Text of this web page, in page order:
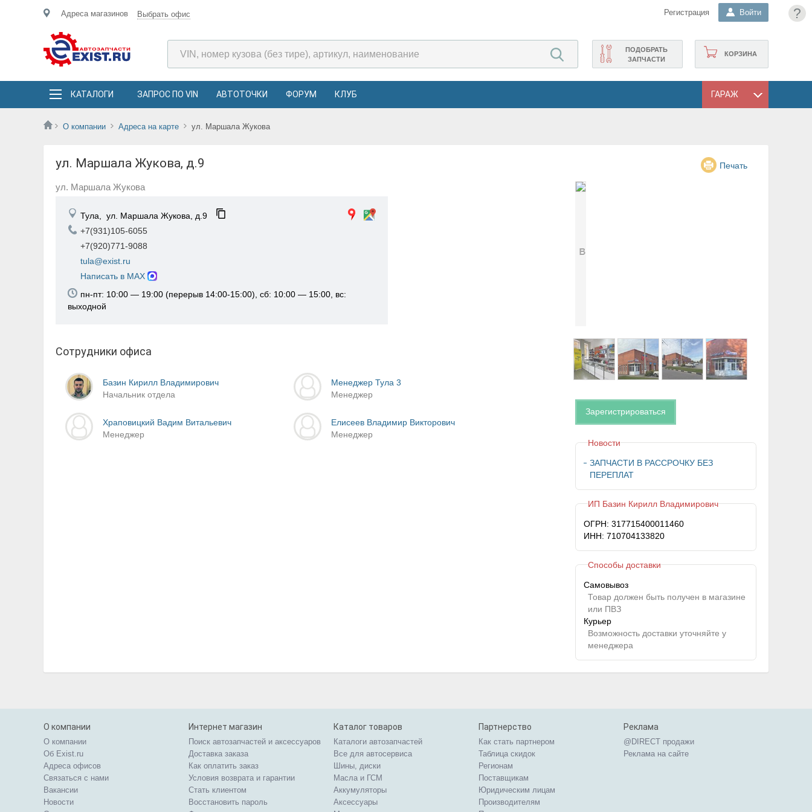
?
Адреса магазинов Выбрать офис Регистрация Войти
КОРЗИНА
ПОДОБРАТЬ
ЗАПЧАСТИ
КАТАЛОГИ ЗАПРОС ПО VIN АВТОТОЧКИ ФОРУМ КЛУБ ГАРАЖ
О компании Адреса на карте ул. Маршала Жукова
ул. Маршала Жукова, д.9 Печать
ул. Маршала Жукова
Тула, ул. Маршала Жукова, д.9
+7(931)105-6055
+7(920)771-9088
tula@exist.ru
Написать в MAX
пн-пт: 10:00 — 19:00 (перерыв 14:00-15:00), сб: 10:00 — 15:00, вс:
выходной
Сотрудники офиса
Базин Кирилл Владимирович
Начальник отдела
Менеджер Тула 3
Менеджер
Храповицкий Вадим Витальевич
Менеджер
Елисеев Владимир Викторович
Менеджер
Зарегистрироваться
Новости
ЗАПЧАСТИ В РАССРОЧКУ БЕЗ
ПЕРЕПЛАТ
ИП Базин Кирилл Владимирович
ОГРН: 317715400011460
ИНН: 710704133820
Способы доставки
Самовывоз
Товар должен быть получен в магазине
или ПВЗ
Курьер
Возможность доставки уточняйте у
менеджера
О компании
О компании
Об Exist.ru
Адреса офисов
Связаться с нами
Вакансии
Новости
Интернет магазин
Поиск автозапчастей и аксессуаров
Доставка заказа
Как оплатить заказ
Условия возврата и гарантии
Стать клиентом
Восстановить пароль
Каталог товаров
Каталоги автозапчастей
Все для автосервиса
Шины, диски
Масла и ГСМ
Аккумуляторы
Аксессуары
Партнерство
Как стать партнером
Таблица скидок
Регионам
Поставщикам
Юридическим лицам
Производителям
Реклама
@DIRECT продажи
Реклама на сайте